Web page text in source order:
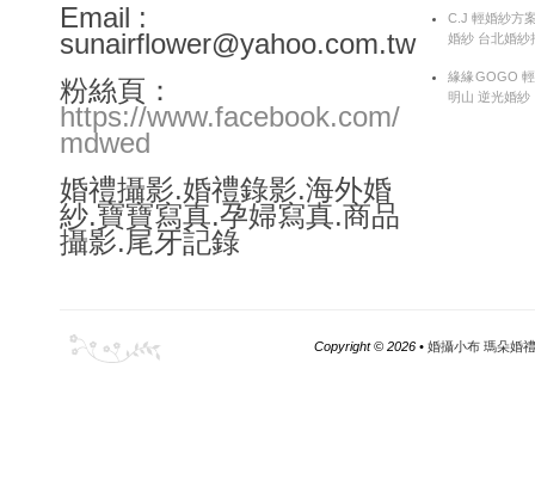
Email :
sunairflower@yahoo.com.tw
粉絲頁：
https://www.facebook.com/
mdwed
婚禮攝影.婚禮錄影.海外婚
紗.寶寶寫真.孕婦寫真.商品
攝影.尾牙記錄
C.J 輕婚紗方
婚紗 台北婚紗
緣緣GOGO
明山 逆光婚紗
Copyright © 2026 • 婚攝小布 瑪朵婚